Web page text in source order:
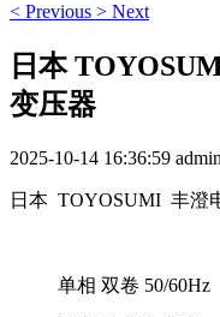
< Previous > Next
日本
变压器
2025-10-14 16:36:59 admin
日本 TOYOSUMI 丰澄
单相 双卷 50/60Hz